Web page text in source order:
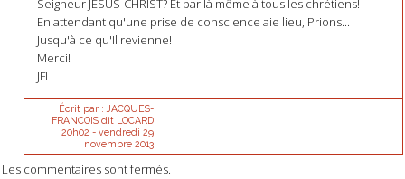
Seigneur JESUS-CHRIST? Et par là même à tous les chrétiens!
En attendant qu'une prise de conscience aie lieu, Prions...
Jusqu'à ce qu'Il revienne!
Merci!
JFL
Écrit par : JACQUES-
FRANCOIS dit LOCARD
20h02 - vendredi 29
novembre 2013
Les commentaires sont fermés.